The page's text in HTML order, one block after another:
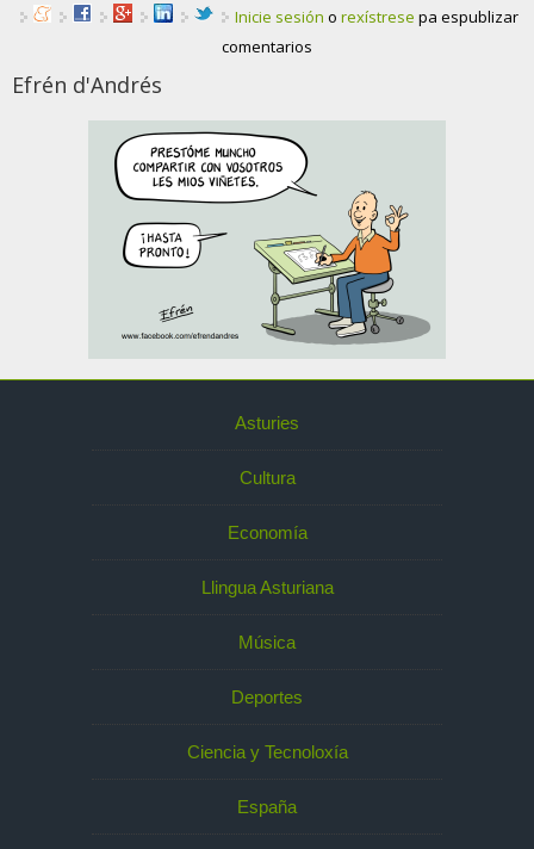
Inicie sesión o rexístrese pa espublizar
comentarios
Efrén d'Andrés
Asturies
Cultura
Economía
Llingua Asturiana
Música
Deportes
Ciencia y Tecnoloxía
España